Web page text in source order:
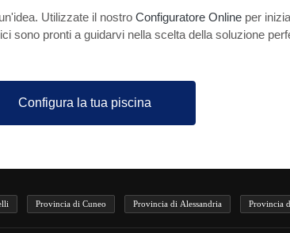
Utilizzate il nostro Configuratore Online per
sono pronti a guidarvi nella scelta della soluzione
Configura la tua piscina
Provincia di Cuneo Provincia di Alessandria Provincia